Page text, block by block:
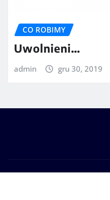
CO ROBIMY
Uwolnieni…
admin gru 30, 2019